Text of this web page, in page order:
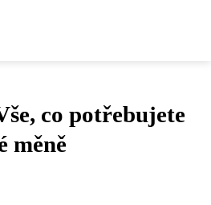
co potřebujete
měně